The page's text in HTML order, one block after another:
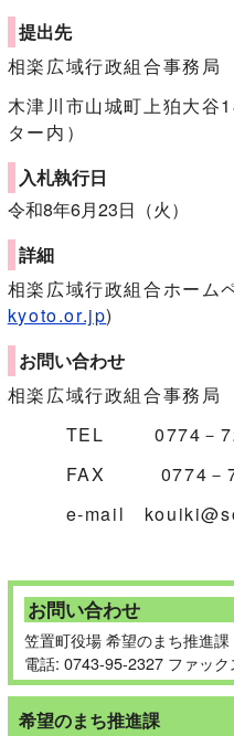
提出先
相楽広域行政組合事務局
木津川市山城町上狛大谷
ター内）
入札執行日
令和8年6月23日（火）
詳細
相楽広域行政組合ホーム
kyoto.or.jp)
お問い合わせ
相楽広域行政組合事務局
TEL 0774－72
FAX 0774－72
e-mail
お問い合わせ
笠置町役場 希望のまち推進課
電話: 0743-95-2327 ファッ
希望のまち推進課